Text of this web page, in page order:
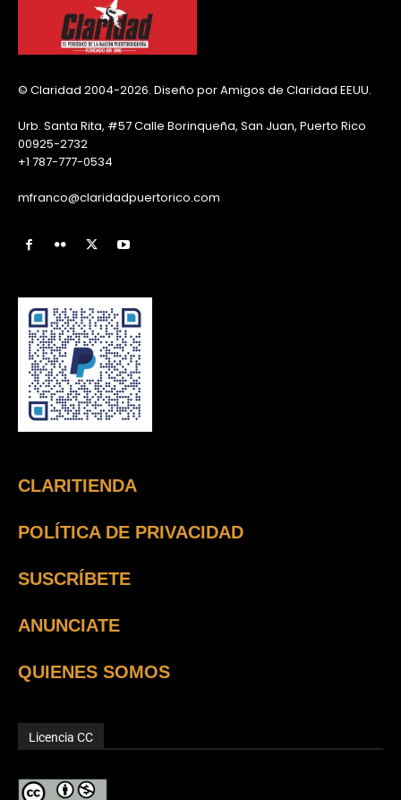
© Claridad 2004-2026. Diseño por Amigos de Claridad EEUU.
Urb. Santa Rita, #57 Calle Borinqueña, San Juan, Puerto Rico
00925-2732
+1 787-777-0534
mfranco@claridadpuertorico.com
CLARITIENDA
POLÍTICA DE PRIVACIDAD
SUSCRÍBETE
ANUNCIATE
QUIENES SOMOS
Licencia CC